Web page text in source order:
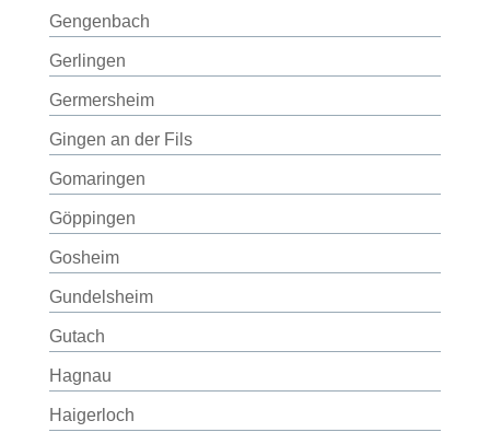
Gengenbach
Gerlingen
Germersheim
Gingen an der Fils
Gomaringen
Göppingen
Gosheim
Gundelsheim
Gutach
Hagnau
Haigerloch